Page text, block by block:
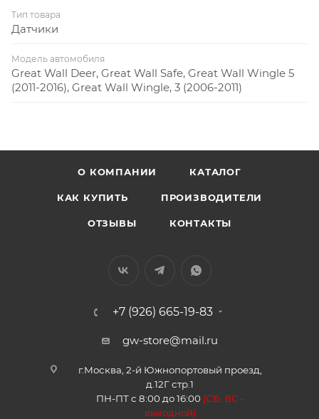
Тип товара
Датчики
Модель автомобиля
Great Wall Deer, Great Wall Safe, Great Wall Wingle 5
(2011-2016), Great Wall Wingle, 3 (2006-2011)
О КОМПАНИИ КАТАЛОГ
КАК КУПИТЬ ПРОИЗВОДИТЕЛИ
ОТЗЫВЫ КОНТАКТЫ
+7 (926) 665-19-83
gw-store@mail.ru
г.Москва, 2-й Южнопортовый проезд,
д.12Г стр.1
ПН-ПТ с 8:00 до 16:00 (СБ, ВС -
выходной)